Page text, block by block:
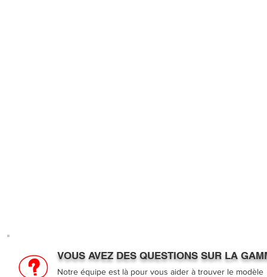
VOUS AVEZ DES QUESTIONS SUR LA
Notre équipe est là pour vous aider à trouver le modèle